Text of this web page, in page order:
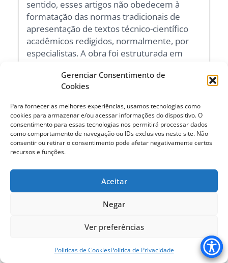
Gerenciar Consentimento de
Cookies
Para fornecer as melhores experiências, usamos tecnologias como
cookies para armazenar e/ou acessar informações do dispositivo. O
consentimento para essas tecnologias nos permitirá processar dados
como comportamento de navegação ou IDs exclusivos neste site. Não
consentir ou retirar o consentimento pode afetar negativamente certos
recursos e funções.
Aceitar
Negar
Ver preferências
Politicas de CookiesPolítica de Privacidade
sentido, esses artigos não obedecem à
formatação das normas tradicionais de
apresentação de textos técnico-científico
acadêmicos redigidos, normalmente, por
especialistas. A obra foi estruturada em
no enfoque amigo do idoso, os autores dos
artigos são, em sua maioria, gestores
públicos do setor Saúde e Assistência Social,
ou seus respectivos técnicos, e como
protagonistas da implementação de
políticas públicas, revelam suas práticas.
Esse conjunto de artigos atinge o objetivo
de intercambiar experiências e modelos
bem sucedidos que atuam com idosos sob a
lógica do marco da política do
envelhecimento ativo e do conceito de “age
equivalente em nossa língua, embora com a
De fato, a maioria dessas experiências foi